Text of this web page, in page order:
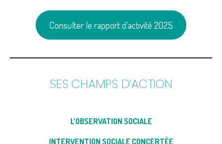
Consulter le rapport d’activité 2025
SES CHAMPS D’ACTION
L’OBSERVATION SOCIALE
INTERVENTION SOCIALE CONCERTÉE